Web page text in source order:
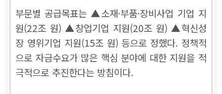
부문별 공급목표는 ▲소재·부품·장비사업 기업 지
원(22조 원) ▲창업기업 지원(20조 원) ▲혁신성
장 영위기업 지원(15조 원) 등으로 정했다. 정책적
으로 자금수요가 많은 핵심 분야에 대한 지원을 적
극적으로 추진한다는 방침이다.